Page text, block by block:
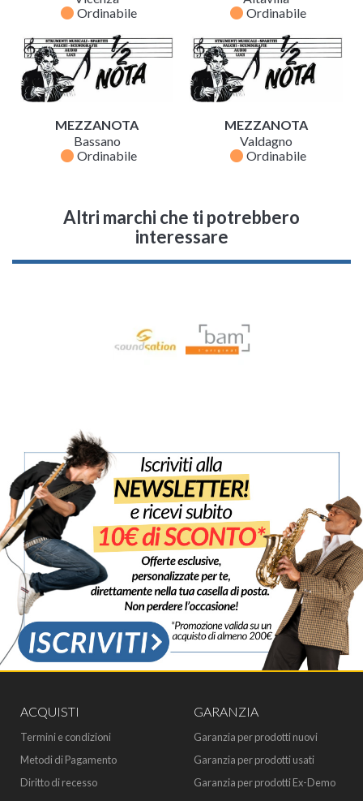
fiber_manual_record Ordinabile fiber_manual_record Ordinabile
MEZZANOTA
Bassano
fiber_manual_record Ordinabile
MEZZANOTA
Valdagno
fiber_manual_record Ordinabile
Altri marchi che ti potrebbero
interessare
ACQUISTI
Termini e condizioni
Metodi di Pagamento
Diritto di recesso
GARANZIA
Garanzia per prodotti nuovi
Garanzia per prodotti usati
Garanzia per prodotti Ex-Demo